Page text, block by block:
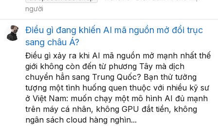
người
Điều gì đang khiến AI mã nguồn mở đổi trục
sang châu Á?
Điều gì xảy ra khi AI mã nguồn mở mạnh nhất thế
giới không còn đến từ phương Tây mà dịch
chuyển hẳn sang Trung Quốc? Bạn thử tưởng
tượng một tình huống quen thuộc với nhiều kỹ sư
ở Việt Nam: muốn chạy một mô hình AI đủ mạnh
trên máy cá nhân, không GPU đắt tiền, không
ngân sách cloud hàng nghìn...